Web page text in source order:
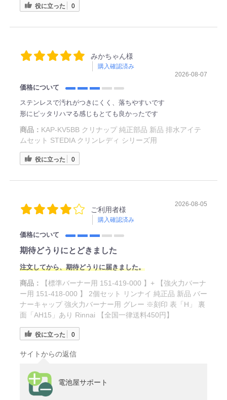
役に立った 0
みかちゃん様
購入確認済み
2026-08-07
価格について
ステンレスで汚れがつきにくく、落ちやすいです
形にピッタリハマる感じもとても良かったです
商品： KAP-KV5BB クリナップ 純正部品 新品 排水アイテ
ムセット STEDIA クリンレディ シリーズ用
役に立った 0
ご利用者様
購入確認済み
2026-08-05
価格について
期待どうりにとどきました
注文してから、期待どうりに届きました。
商品：
【標準バーナー用 151-419-000 】+ 【強火力バーナ
ー用 151-418-000 】 2個セット リンナイ 純正品 新品 バー
ナーキャップ 強火力バーナー用 グレー ※刻印 表「H」 裏
面「AH15」あり Rinnai 【全国一律送料450円】
役に立った 0
サイトからの返信
電池屋サポート